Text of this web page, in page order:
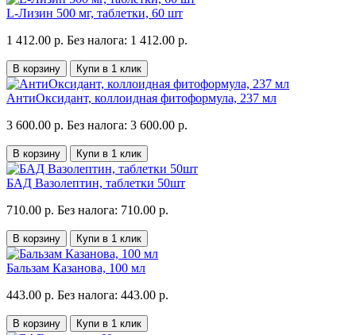
L-Лизин 500 мг, таблетки, 60 шт
1 412.00 р. Без налога: 1 412.00 р.
В корзину Купи в 1 клик
АнтиОксидант, коллоидная фитоформула, 237 мл
3 600.00 р. Без налога: 3 600.00 р.
В корзину Купи в 1 клик
БАД Вазолептин, таблетки 50шт
710.00 р. Без налога: 710.00 р.
В корзину Купи в 1 клик
Бальзам Казанова, 100 мл
443.00 р. Без налога: 443.00 р.
В корзину Купи в 1 клик